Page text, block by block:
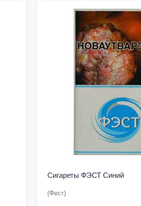
Сигареты ФЭСТ Синий
(Фест)